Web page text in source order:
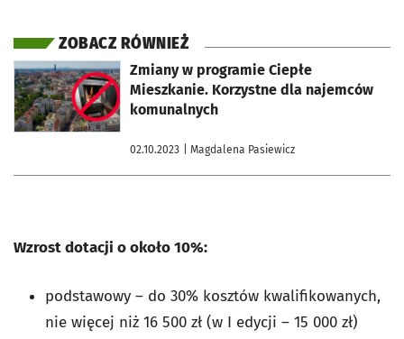
ZOBACZ RÓWNIEŻ
Zmiany w programie Ciepłe
Mieszkanie. Korzystne dla najemców
komunalnych
02.10.2023 | Magdalena Pasiewicz
otworzy się w nowej karcie
Wzrost dotacji o około 10%:
podstawowy – do 30% kosztów kwalifikowanych,
nie więcej niż 16 500 zł (w I edycji – 15 000 zł)